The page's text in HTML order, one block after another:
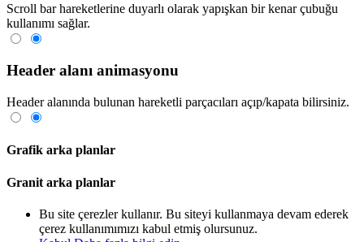
Scroll bar hareketlerine duyarlı olarak yapışkan bir kenar çubuğu
kullanımı sağlar.
Header alanı animasyonu
Header alanında bulunan hareketli parçacıları açıp/kapata bilirsiniz.
Grafik arka planlar
Granit arka planlar
Bu site çerezler kullanır. Bu siteyi kullanmaya devam ederek
çerez kullanımımızı kabul etmiş olursunuz.